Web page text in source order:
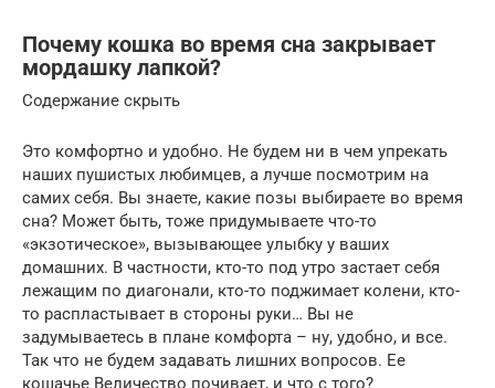
Почему кошка во время сна закрывает
мордашку лапкой?
Содержание скрыть
Это комфортно и удобно. Не будем ни в чем упрекать
наших пушистых любимцев, а лучше посмотрим на
самих себя. Вы знаете, какие позы выбираете во время
сна? Может быть, тоже придумываете что-то
«экзотическое», вызывающее улыбку у ваших
домашних. В частности, кто-то под утро застает себя
лежащим по диагонали, кто-то поджимает колени, кто-
то распластывает в стороны руки… Вы не
задумываетесь в плане комфорта – ну, удобно, и все.
Так что не будем задавать лишних вопросов. Ее
кошачье Величество почивает, и что с того?